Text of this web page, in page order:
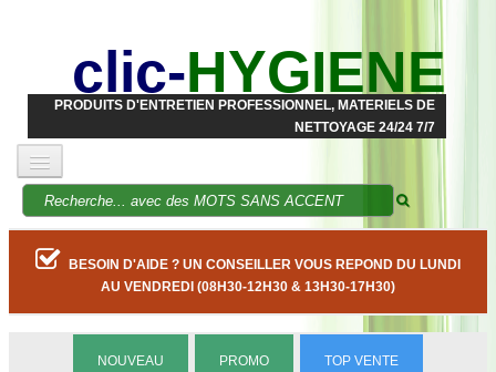
clic-HYGIENE
PRODUITS D'ENTRETIEN PROFESSIONNEL, MATERIELS DE
NETTOYAGE 24/24 7/7
BESOIN D'AIDE ? UN CONSEILLER VOUS REPOND DU LUNDI
AU VENDREDI (08H30-12H30 & 13H30-17H30)
NOUVEAU PROMO TOP VENTE